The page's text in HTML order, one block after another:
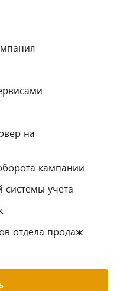
на
кампании
системы учета
отдела продаж